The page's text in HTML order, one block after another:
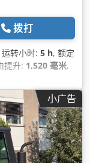
拨打
运转小时: 5 h, 额定
提升: 1,520 毫米,
长度:1,964 毫米,
小广告